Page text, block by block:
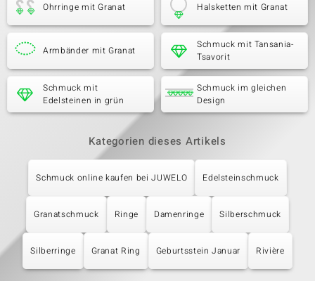
Ohrringe mit Granat Halsketten mit Granat
Armbänder mit Granat
Schmuck mit Tansania-
Tsavorit
Schmuck mit
Edelsteinen in grün
Schmuck im gleichen
Design
Kategorien dieses Artikels
Schmuck online kaufen bei JUWELO Edelsteinschmuck
Granatschmuck Ringe Damenringe Silberschmuck
Silberringe Granat Ring Geburtsstein Januar Rivière